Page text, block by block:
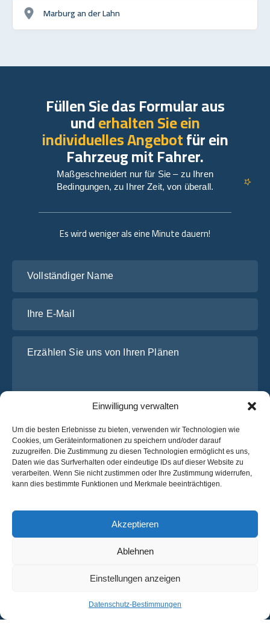
Einwilligung verwalten
Um die besten Erlebnisse zu bieten, verwenden wir Technologien wie
Cookies, um Geräteinformationen zu speichern und/oder darauf
zuzugreifen. Die Zustimmung zu diesen Technologien ermöglicht es uns,
Daten wie das Surfverhalten oder eindeutige IDs auf dieser Website zu
verarbeiten. Wenn Sie nicht zustimmen oder Ihre Zustimmung widerrufen,
kann dies bestimmte Funktionen und Merkmale beeinträchtigen.
Akzeptieren
Ablehnen
Einstellungen anzeigen
Datenschutz-Bestimmungen
Marburg an der Lahn
© 2025 OsaBus © Alle Rechte vorbehalten.
Bestimmungen
Konditionen
Es wird weniger als eine Minute dauern!
Ich habe dieDatenschutz-Bestimmungenvon OsaBus
gelesen und stimme ihnen zu.
Ein Angebot einholen
Füllen Sie das Formular aus
underhalten Sie ein
individuelles Angebotfür ein
Fahrzeug mit Fahrer.
Maßgeschneidert nur für Sie – zu Ihren
Bedingungen, zu Ihrer Zeit, von überall.